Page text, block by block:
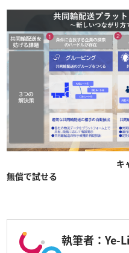
キャンペーンで
無償で試せる
執筆者：Ye-